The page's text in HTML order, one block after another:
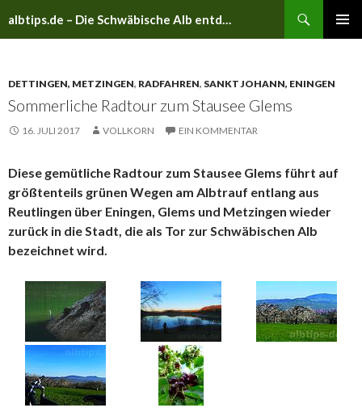
albtips.de – Die Schwäbische Alb entdecken
DETTINGEN, METZINGEN, RADFAHREN, SANKT JOHANN, ENINGEN
Sommerliche Radtour zum Stausee Glems
16. JULI 2017 VOLLKORN EIN KOMMENTAR
Diese gemütliche Radtour zum Stausee Glems führt auf
größtenteils grünen Wegen am Albtrauf entlang aus
Reutlingen über Eningen, Glems und Metzingen wieder
zurück in die Stadt, die als Tor zur Schwäbischen Alb
bezeichnet wird.